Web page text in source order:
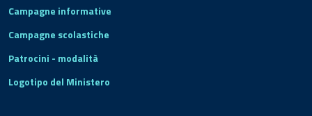
Campagne informative
Campagne scolastiche
Patrocini - modalità
Logotipo del Ministero